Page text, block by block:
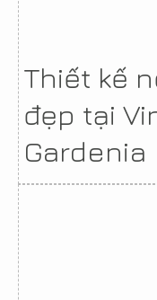
Thiết kế
đẹp tại
Gardenia